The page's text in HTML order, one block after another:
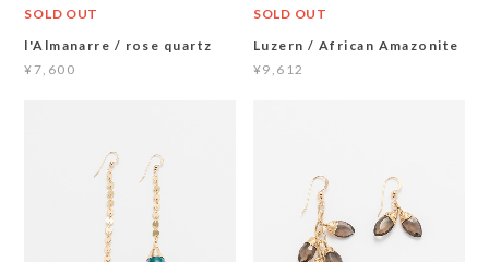
SOLD OUT
l'Almanarre / rose quartz
¥7,600
SOLD OUT
Luzern / African Amazonite
¥9,612